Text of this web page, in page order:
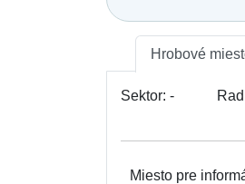
Hrobové
Sektor: -
Miesto pre